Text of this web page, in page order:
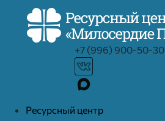
+7 (996) 900-50-30
Ресурcный центр